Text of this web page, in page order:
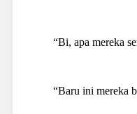
“Bi, apa mereka
“Baru ini mereka